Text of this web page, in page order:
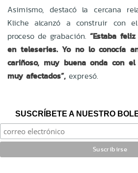
Asimismo, destacó la cercana
Kliche alcanzó a construir con
proceso de grabación.“Estaba
en teleseries. Yo no lo conocía
cariñoso, muy buena onda con
muy afectados”, expresó.
SUSCRÍBETE A NUESTRO